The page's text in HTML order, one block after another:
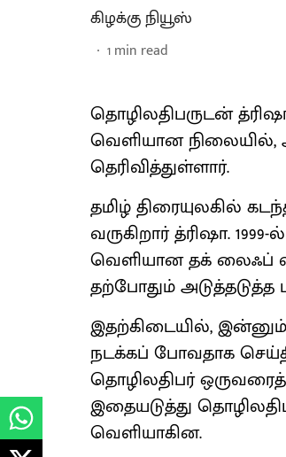
கிழக்கு நியூஸ்
1min read
தொழிலதிபருடன்
வெளியான நிலையில்,
தெரிவித்துள்ளார்.
தமிழ் திரையுலகில்
வருகிறார் த்ரிஷா.
வெளியான தக் லைஃப்
தற்போதும்
இதற்கிடையில்,
நடக்கப் போவதாக
தொழிலதிபர் ஒருவரைத்
இதையடுத்து
வெளியாகின.